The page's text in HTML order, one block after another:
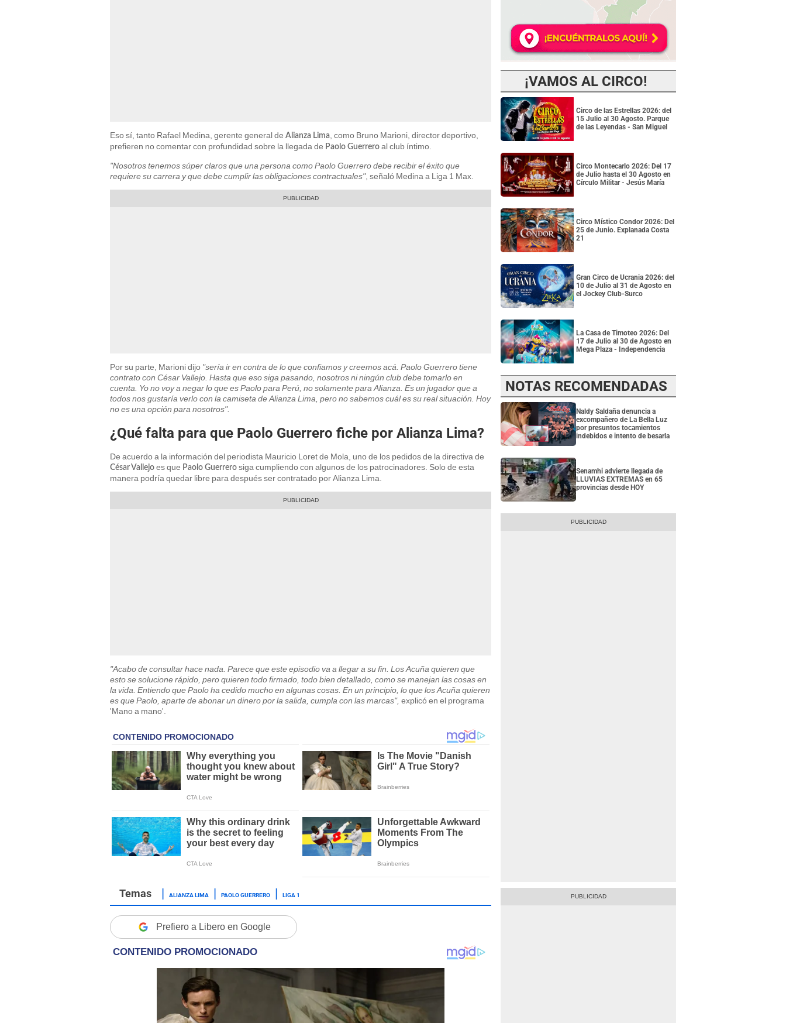
Eso sí, tanto Rafael Medina, gerente general de Alianza Lima , como Bruno Marioni, director deportivo,
prefieren no comentar con profundidad sobre la llegada de Paolo Guerrero al club íntimo.
"Nosotros tenemos súper claros que una persona como Paolo Guerrero debe recibir el éxito que
requiere su carrera y que debe cumplir las obligaciones contractuales", señaló Medina a Liga 1 Max.
Por su parte, Marioni dijo "sería ir en contra de lo que confiamos y creemos acá. Paolo Guerrero tiene
contrato con César Vallejo. Hasta que eso siga pasando, nosotros ni ningún club debe tomarlo en
cuenta. Yo no voy a negar lo que es Paolo para Perú, no solamente para Alianza. Es un jugador que a
todos nos gustaría verlo con la camiseta de Alianza Lima, pero no sabemos cuál es su real situación. Hoy
no es una opción para nosotros".
¿Qué falta para que Paolo Guerrero fiche por Alianza Lima?
De acuerdo a la información del periodista Mauricio Loret de Mola, uno de los pedidos de la directiva de
César Vallejo es que Paolo Guerrero siga cumpliendo con algunos de los patrocinadores. Solo de esta
manera podría quedar libre para después ser contratado por Alianza Lima.
"Acabo de consultar hace nada. Parece que este episodio va a llegar a su fin. Los Acuña quieren que
esto se solucione rápido, pero quieren todo firmado, todo bien detallado, como se manejan las cosas en
la vida. Entiendo que Paolo ha cedido mucho en algunas cosas. En un principio, lo que los Acuña quieren
es que Paolo, aparte de abonar un dinero por la salida, cumpla con las marcas", explicó en el programa
'Mano a mano'.
ALIANZA LIMA PAOLO GUERRERO LIGA 1
Prefiero a Libero en Google
¡VAMOS AL CIRCO!
Circo de las Estrellas 2026: del
15 Julio al 30 Agosto. Parque
de las Leyendas - San Miguel
Circo Montecarlo 2026: Del 17
de Julio hasta el 30 Agosto en
Círculo Militar - Jesús María
Circo Místico Condor 2026: Del
25 de Junio. Explanada Costa
21
Gran Circo de Ucrania 2026: del
10 de Julio al 31 de Agosto en
el Jockey Club-Surco
La Casa de Timoteo 2026: Del
17 de Julio al 30 de Agosto en
Mega Plaza - Independencia
NOTAS RECOMENDADAS
Naldy Saldaña denuncia a
excompañero de La Bella Luz
por presuntos tocamientos
indebidos e intento de besarla
Senamhi advierte llegada de
LLUVIAS EXTREMAS en 65
provincias desde HOY